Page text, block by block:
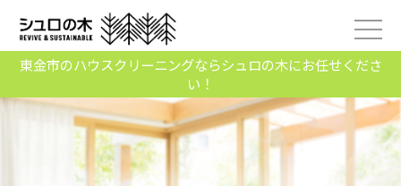
東金市のハウスクリーニングならシュロの木にお任せくださ
い！